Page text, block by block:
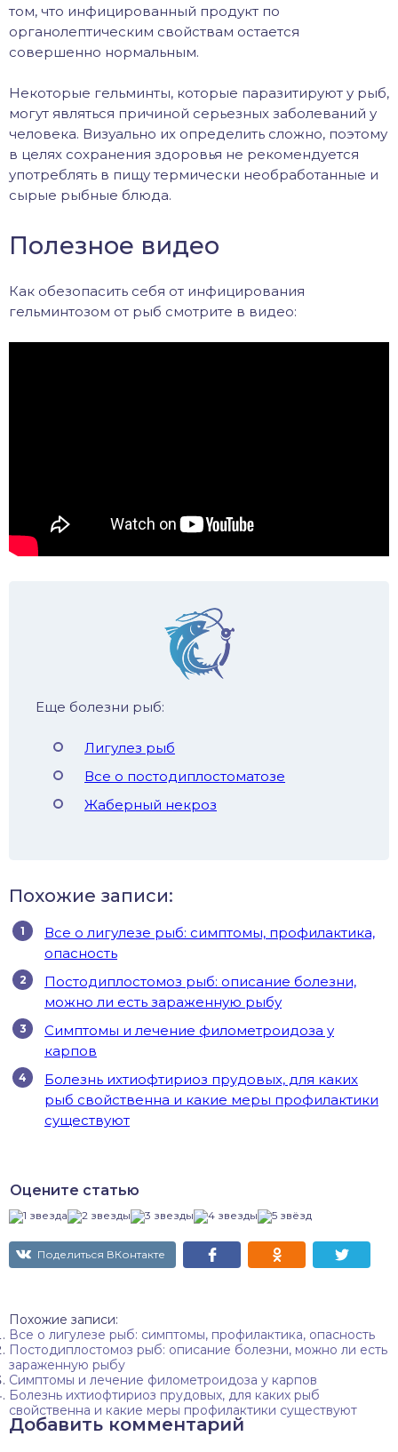
том, что инфицированный продукт по
органолептическим свойствам остается
совершенно нормальным.
Некоторые гельминты, которые паразитируют у рыб,
могут являться причиной серьезных заболеваний у
человека. Визуально их определить сложно, поэтому
в целях сохранения здоровья не рекомендуется
употреблять в пищу термически необработанные и
сырые рыбные блюда.
Полезное видео
Как обезопасить себя от инфицирования
гельминтозом от рыб смотрите в видео:
Еще болезни рыб:
Лигулез рыб
Все о постодиплостоматозе
Жаберный некроз
Похожие записи:
Все о лигулезе рыб: симптомы, профилактика,
опасность
Постодиплостомоз рыб: описание болезни,
можно ли есть зараженную рыбу
Симптомы и лечение филометроидоза у
карпов
Болезнь ихтиофтириоз прудовых, для каких
рыб свойственна и какие меры профилактики
существуют
Оцените статью
Поделиться ВКонтакте
Похожие записи:
Все о лигулезе рыб: симптомы, профилактика, опасность
Постодиплостомоз рыб: описание болезни, можно ли есть
зараженную рыбу
Симптомы и лечение филометроидоза у карпов
Болезнь ихтиофтириоз прудовых, для каких рыб
свойственна и какие меры профилактики существуют
Добавить комментарий